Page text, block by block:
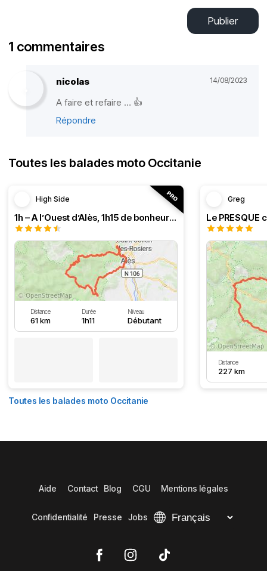
Publier
1 commentaires
nicolas 14/08/2023
A faire et refaire … 👍
Répondre
Toutes les balades moto Occitanie
High Side
1h – A l’Ouest d’Alès, 1h15 de bonheur (HSRF23)
Distance
61 km
Durée
1h11
Niveau
Débutant
Greg
Distance
227 km
Toutes les balades moto Occitanie
Aide Contact Blog CGU Mentions légales
Confidentialité Presse Jobs